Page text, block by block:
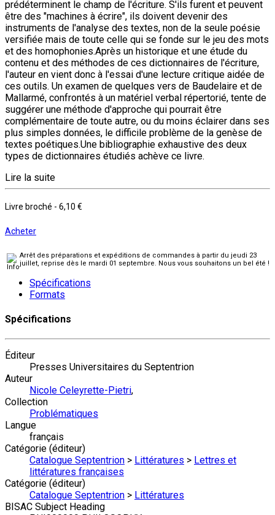
prédéterminent le champ de l'écriture. S'ils furent et peuvent
être des "machines à écrire", ils doivent devenir des
instruments de l'analyse des textes, non de la seule poésie
versifiée mais de toute celle qui se fonde sur le jeu des mots
et des homophonies.Après un historique et une étude du
contenu et des méthodes de ces dictionnaires de l'écriture,
l'auteur en vient donc à l'essai d'une lecture critique aidée de
ces outils. Un examen de quelques vers de Baudelaire et de
Mallarmé, confrontés à un matériel verbal répertorié, tente de
suggérer une méthode d'approche qui pourrait être
complémentaire de toute autre, ou du moins éclairer dans ses
plus simples données, le difficile problème de la genèse de
textes poétiques.Une bibliographie exhaustive des deux
types de dictionnaires étudiés achève ce livre.
Lire la suite
Livre broché - 6,10 €
Acheter
Arrêt des préparations et expéditions de commandes à partir du jeudi 23
juillet, reprise dès le mardi 01 septembre. Nous vous souhaitons un bel été !
Spécifications
Formats
Spécifications
Éditeur
Presses Universitaires du Septentrion
Auteur
Nicole Celeyrette-Pietri,
Collection
Problématiques
Langue
français
Catégorie (éditeur)
Catalogue Septentrion > Littératures > Lettres et
littératures françaises
Catégorie (éditeur)
Catalogue Septentrion > Littératures
BISAC Subject Heading